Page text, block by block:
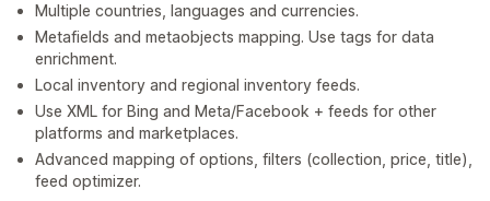
Multiple countries, languages and currencies.
Metafields and metaobjects mapping. Use tags for data
enrichment.
Local inventory and regional inventory feeds.
Use XML for Bing and Meta/Facebook + feeds for other
platforms and marketplaces.
Advanced mapping of options, filters (collection, price, title),
feed optimizer.